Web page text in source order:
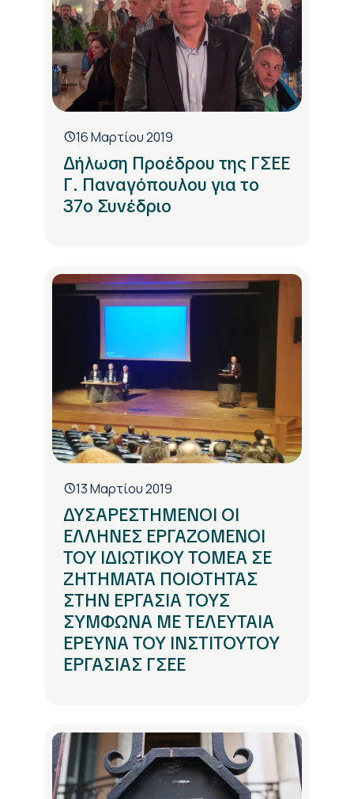
16 Μαρτίου 2019
Δήλωση Προέδρου της ΓΣΕΕ
Γ. Παναγόπουλου για το
37ο Συνέδριο
13 Μαρτίου 2019
ΔΥΣΑΡΕΣΤΗΜΕΝΟΙ ΟΙ
ΕΛΛΗΝΕΣ ΕΡΓΑΖΟΜΕΝΟΙ
ΤΟΥ ΙΔΙΩΤΙΚΟΥ ΤΟΜΕΑ ΣΕ
ΖΗΤΗΜΑΤΑ ΠΟΙΟΤΗΤΑΣ
ΣΤΗΝ ΕΡΓΑΣΙΑ ΤΟΥΣ
ΣΥΜΦΩΝΑ ΜΕ ΤΕΛΕΥΤΑΙΑ
ΕΡΕΥΝΑ ΤΟΥ ΙΝΣΤΙΤΟΥΤΟΥ
ΕΡΓΑΣΙΑΣ ΓΣΕΕ